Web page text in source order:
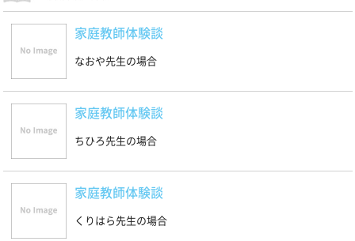
家庭教師体験談
なおや先生の場合
家庭教師体験談
ちひろ先生の場合
家庭教師体験談
くりはら先生の場合